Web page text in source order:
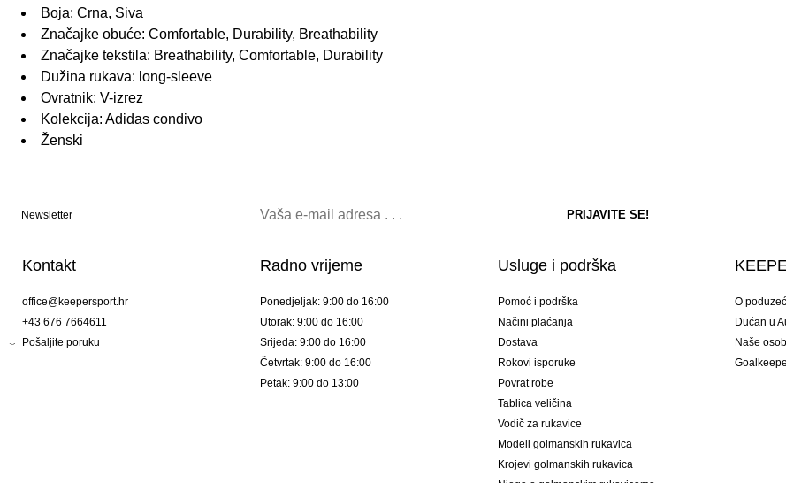
Boja: Crna, Siva
Značajke obuće: Comfortable, Durability, Breathability
Značajke tekstila: Breathability, Comfortable, Durability
Dužina rukava: long-sleeve
Ovratnik: V-izrez
Kolekcija: Adidas condivo
Ženski
Newsletter
Kontakt
office@keepersport.hr
+43 676 7664611
Pošaljite poruku
Radno vrijeme
Ponedjeljak: 9:00 do 16:00
Utorak: 9:00 do 16:00
Srijeda: 9:00 do 16:00
Četvrtak: 9:00 do 16:00
Petak: 9:00 do 13:00
Usluge i podrška
Pomoć i podrška
Načini plaćanja
Dostava
Rokovi isporuke
Povrat robe
Tablica veličina
Vodič za rukavice
Modeli golmanskih rukavica
Krojevi golmanskih rukavica
O
Dućan u
Naše